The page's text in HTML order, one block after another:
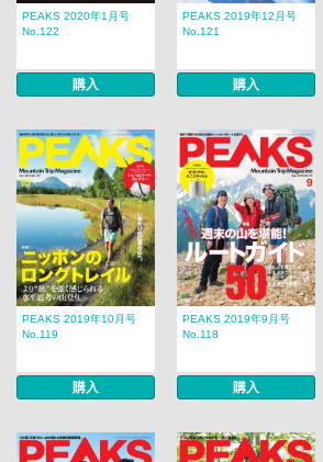
PEAKS 2020年1月号
No.122
購入
PEAKS 2019年12月号
No.121
購入
PEAKS 2019年10月号
No.119
購入
PEAKS 2019年9月号
No.118
購入